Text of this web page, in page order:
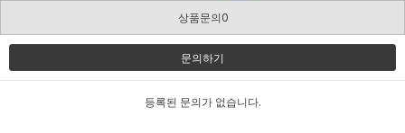
상품문의0
문의하기
등록된 문의가 없습니다.